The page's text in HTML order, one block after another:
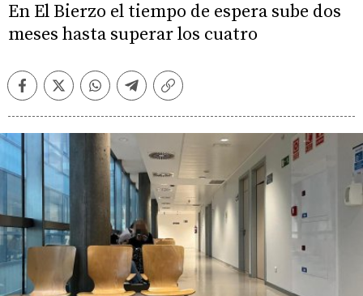
En El Bierzo el tiempo de espera sube dos
meses hasta superar los cuatro
FacebookTwitterWhatsappTelegramCopiar